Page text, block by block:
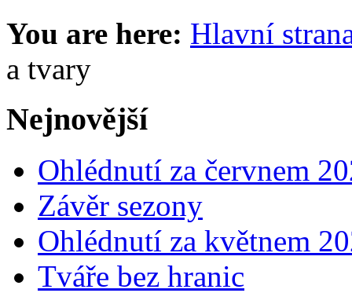
You are here: Hlavní
a tvary
Nejnovější
Ohlédnutí za červnem
Závěr sezony
Ohlédnutí za květnem
Tváře bez hranic